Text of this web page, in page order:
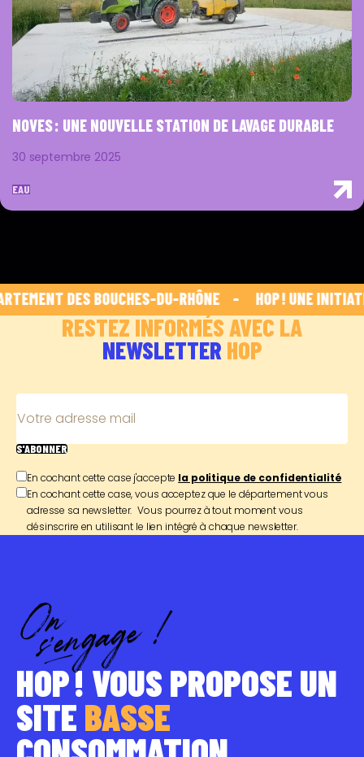
NOVES : UNE NOUVELLE STATION DE LAVAGE DURABLE
30 septembre 2025
EAU
DES BOUCHES-DU-RHÔNE    - HOP ! UNE
RESTEZ INFORMÉS AVEC LA
NEWSLETTER HOP
Votre adresse mail
S'ABONNER
En cochant cette case j'accepte la politique de confidentialité
En cochant cette case, vous acceptez que le département vous
adresse sa newsletter. Vous pourrez à tout moment vous
désinscrire en utilisant le lien intégré à chaque newsletter.
HOP ! VOUS PROPOSE UN
SITE BASSE